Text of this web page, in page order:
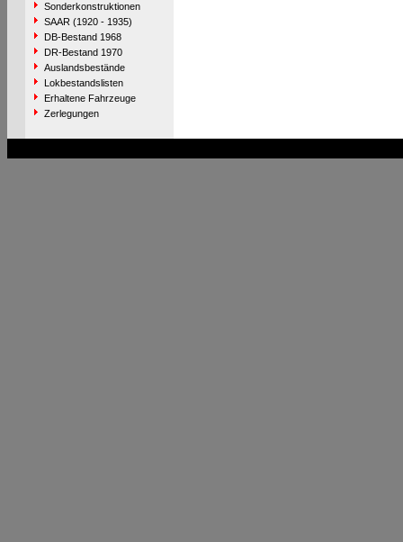
Sonderkonstruktionen
SAAR (1920 - 1935)
DB-Bestand 1968
DR-Bestand 1970
Auslandsbestände
Lokbestandslisten
Erhaltene Fahrzeuge
Zerlegungen